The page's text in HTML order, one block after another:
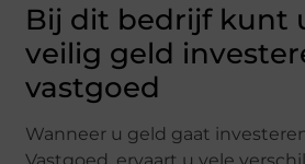
Bij dit bedrijf kunt
veilig geld
vastgoed
Wanneer u geld gaat